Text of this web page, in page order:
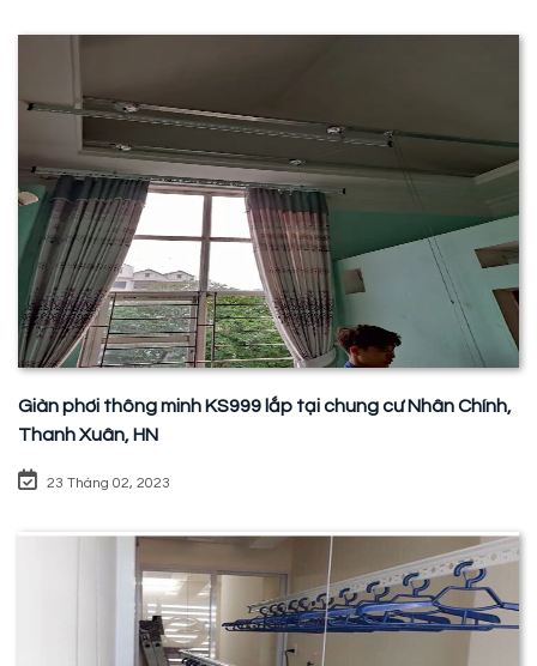
Giàn phơi thông minh KS999 lắp tại chung cư Nhân Chính,
Thanh Xuân, HN
23 Tháng 02, 2023